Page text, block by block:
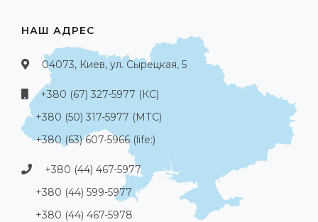
НАШ АДРЕС
04073, Киев, ул. Сырецкая, 5
+380 (67) 327-5977 (КС)
+380 (50) 317-5977 (МТС)
+380 (63) 607-5966 (life:)
+380 (44) 467-5977
+380 (44) 599-5977
+380 (44) 467-5978